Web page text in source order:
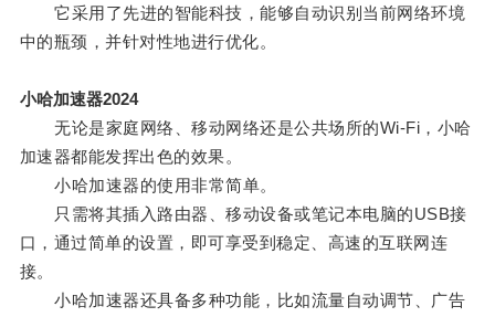
它采用了先进的智能科技，能够自动识别当前网络环境
中的瓶颈，并针对性地进行优化。
小哈加速器2024
无论是家庭网络、移动网络还是公共场所的Wi-Fi，小哈
加速器都能发挥出色的效果。
小哈加速器的使用非常简单。
只需将其插入路由器、移动设备或笔记本电脑的USB接
口，通过简单的设置，即可享受到稳定、高速的互联网连
接。
小哈加速器还具备多种功能，比如流量自动调节、广告